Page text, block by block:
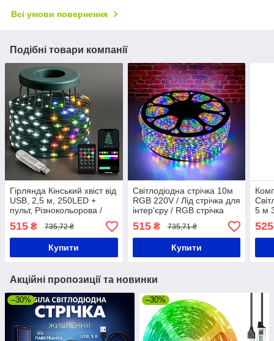
Всі умови повернення
Подібні товари компанії
Гірлянда Кінський хвіст від
USB, 2,5 м, 250LED +
пульт, Різнокольорова /
Світлодіодна новорічна
гірлянда / Гірлянда на
ялинку
515 ₴ 735,72 ₴
Купити
Світлодіодна стрічка 10м
RGB 220V / Лід стрічка для
інтер'єру / RGB стрічка
для підсвічування
515₴ 735,71 ₴
Купити
5 м
блок
Акційні пропозиції та новинки
–30% –30%